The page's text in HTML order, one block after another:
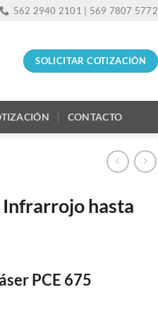
562 2940 2101 | 569 7807 5772
SOLICITAR COTIZACIÓN
CONTACTO
Infrarrojo hasta
PCE 675